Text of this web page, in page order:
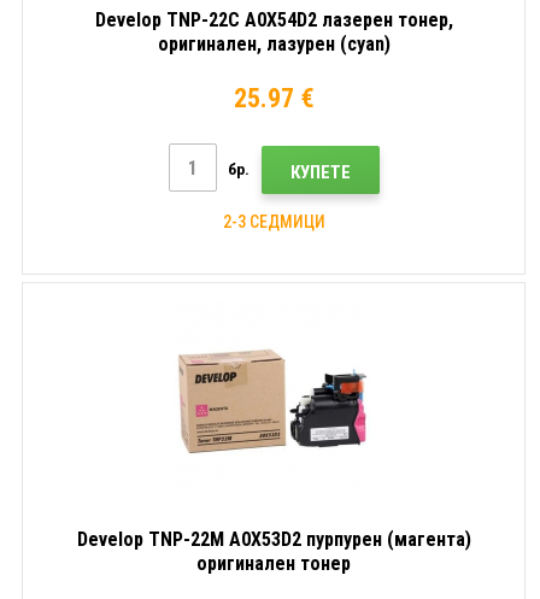
Develop TNP-22C A0X54D2 лазерен тонер,
оригинален, лазурен (cyan)
25.97 €
бр. КУПЕТЕ
2-3 СЕДМИЦИ
Develop TNP-22M A0X53D2 пурпурен (магента)
оригинален тонер